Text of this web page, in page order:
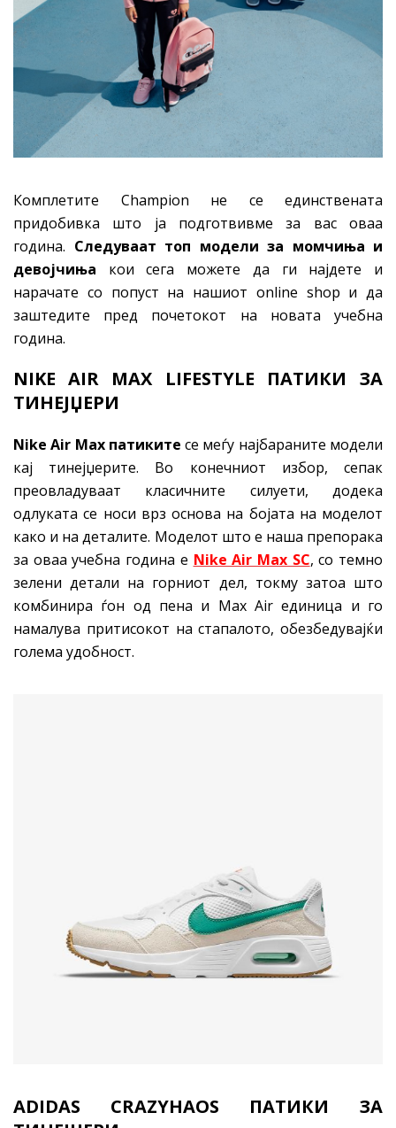
Комплетите Champion не се единствената
придобивка што ја подготвивме за вас оваа
година. Следуваат топ модели за момчиња и
девојчиња кои сега можете да ги најдете и
нарачате со попуст на нашиот online shop и да
заштедите пред почетокот на новата учебна
година.
NIKE AIR MAX LIFESTYLE ПАТИКИ ЗА
ТИНЕЈЏЕРИ
Nike Air Max патиките се меѓу најбараните модели
кај тинејџерите. Во конечниот избор, сепак
преовладуваат класичните силуети, додека
одлуката се носи врз основа на бојата на моделот
како и на деталите. Моделот што е наша препорака
за оваа учебна година е Nike Air Max SC, со темно
зелени детали на горниот дел, токму затоа што
комбинира ѓон од пена и Max Air единица и го
намалува притисокот на стапалото, обезбедувајќи
голема удобност.
ADIDAS CRAZYHAOS ПАТИКИ ЗА